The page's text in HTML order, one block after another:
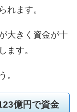
れます。
大きく資金が十
ます。
。
億円で資金